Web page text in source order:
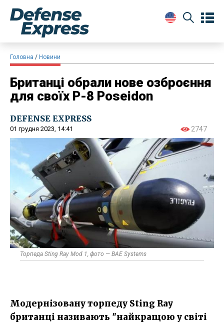
Головна Новини
Британці обрали нове озброєння
для своїх P-8 Poseidon
DEFENSE EXPRESS
01 грудня 2023, 14:41 2747
Торпеда Sting Ray Mod 1, фото — BAE Systems
Модернізовану торпеду Sting Ray
британці називають "найкращою у світі